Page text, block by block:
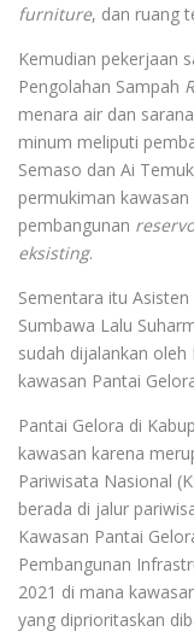
furniture, dan ruang
Kemudian pekerjaan
Pengolahan Sampah
menara air dan
minum meliputi
Semaso dan Ai
permukiman
pembangunan
eksisting.
Sementara itu
Sumbawa Lalu
sudah dijalankan
kawasan Pantai
Pantai Gelora di
kawasan karena
Pariwisata Nasional
berada di jalur
Kawasan Pantai
Pembangunan
2021 di mana
yang diprioritaskan